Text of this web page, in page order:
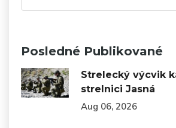
Posledné Publikované
Strelecký výcvik
strelnici Jasná
Aug 06, 2026